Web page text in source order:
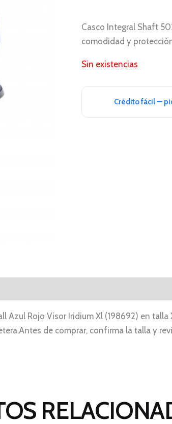
Casco Integral Shaft
comodidad y
Sin existencias
Crédito fácil —
Azul Rojo Visor Iridium Xl (198692) en
de comprar, confirma la talla y